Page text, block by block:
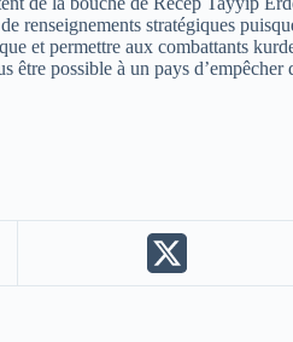
renseignements stratégiques
et permettre aux combattants
être possible à un pays d’empêcher